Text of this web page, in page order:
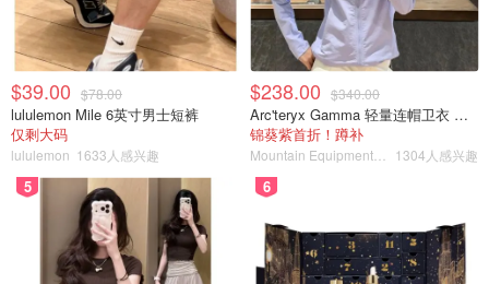
$39.00 $78.00
lululemon Mile 6英寸男士短裤
仅剩大码
lululemon 1633人感兴趣
$238.00 $340.00
Arc'teryx Gamma 轻量连帽卫衣 女款
锦葵紫首折！蹲补
1304人感兴趣
5 6